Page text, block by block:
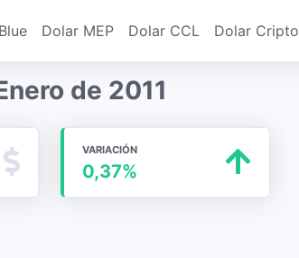
Dolar MEP Dolar CCL Dolar Cripto
de 2011
VARIACIÓN
0,37%